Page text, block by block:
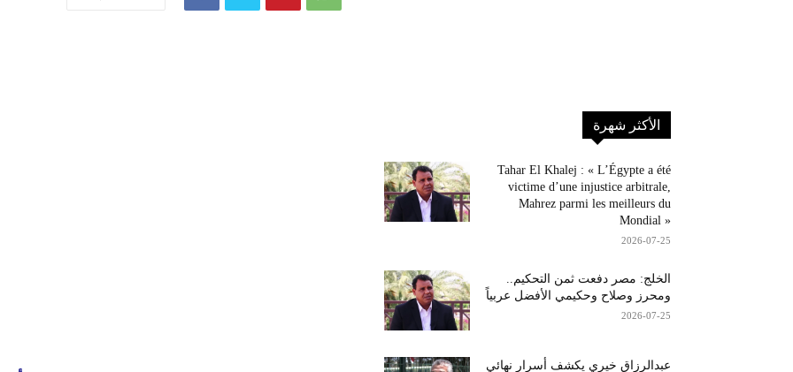
الأكثر شهرة
Tahar El Khalej : « L’Égypte a été
victime d’une injustice arbitrale,
Mahrez parmi les meilleurs du
Mondial »
2026-07-25
الخلج: مصر دفعت ثمن التحكيم..
ومحرز وصلاح وحكيمي الأفضل عربياً
2026-07-25
عبدالرزاق خيري يكشف أسرار نهائي